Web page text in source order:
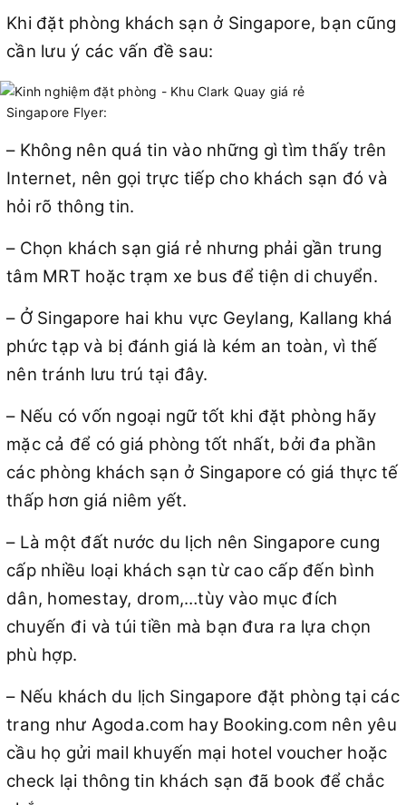
Khi đặt phòng khách sạn ở Singapore, bạn cũng
cần lưu ý các vấn đề sau:
Singapore Flyer:
– Không nên quá tin vào những gì tìm thấy trên
Internet, nên gọi trực tiếp cho khách sạn đó và
hỏi rõ thông tin.
– Chọn khách sạn giá rẻ nhưng phải gần trung
tâm MRT hoặc trạm xe bus để tiện di chuyển.
– Ở Singapore hai khu vực Geylang, Kallang khá
phức tạp và bị đánh giá là kém an toàn, vì thế
nên tránh lưu trú tại đây.
– Nếu có vốn ngoại ngữ tốt khi đặt phòng hãy
mặc cả để có giá phòng tốt nhất, bởi đa phần
các phòng khách sạn ở Singapore có giá thực tế
thấp hơn giá niêm yết.
– Là một đất nước du lịch nên Singapore cung
cấp nhiều loại khách sạn từ cao cấp đến bình
dân, homestay, drom,…tùy vào mục đích
chuyến đi và túi tiền mà bạn đưa ra lựa chọn
phù hợp.
– Nếu khách du lịch Singapore đặt phòng tại các
trang như Agoda.com hay Booking.com nên yêu
cầu họ gửi mail khuyến mại hotel voucher hoặc
check lại thông tin khách sạn đã book để chắc